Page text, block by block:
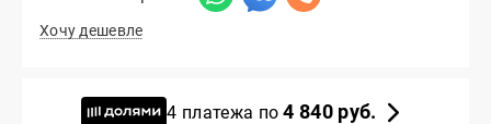
Хочу дешевле
4 платежа по4 840 руб.